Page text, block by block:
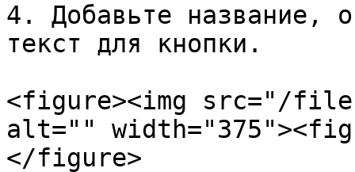
4. Добавьте название,
текст для кнопки.
<figure><img src="/files/
alt=""
</figure>